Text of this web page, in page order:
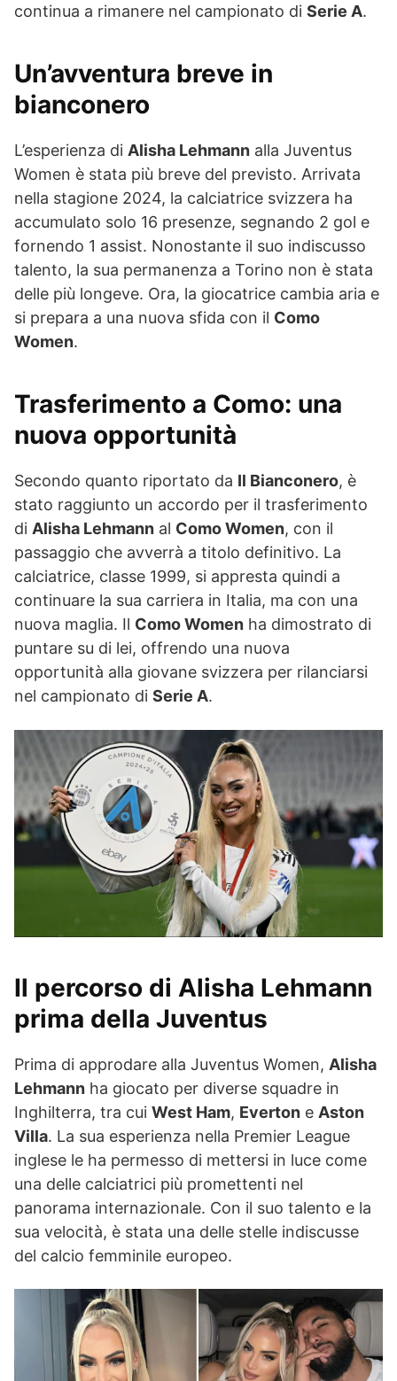
continua a rimanere nel campionato di Serie A.
Un’avventura breve in
bianconero
L’esperienza di Alisha Lehmann alla Juventus
Women è stata più breve del previsto. Arrivata
nella stagione 2024, la calciatrice svizzera ha
accumulato solo 16 presenze, segnando 2 gol e
fornendo 1 assist. Nonostante il suo indiscusso
talento, la sua permanenza a Torino non è stata
delle più longeve. Ora, la giocatrice cambia aria e
si prepara a una nuova sfida con il Como
Women.
Trasferimento a Como: una
nuova opportunità
Secondo quanto riportato da Il Bianconero, è
stato raggiunto un accordo per il trasferimento
di Alisha Lehmann al Como Women, con il
passaggio che avverrà a titolo definitivo. La
calciatrice, classe 1999, si appresta quindi a
continuare la sua carriera in Italia, ma con una
nuova maglia. Il Como Women ha dimostrato di
puntare su di lei, offrendo una nuova
opportunità alla giovane svizzera per rilanciarsi
nel campionato di Serie A.
Il percorso di Alisha Lehmann
prima della Juventus
Prima di approdare alla Juventus Women, Alisha
Lehmann ha giocato per diverse squadre in
Inghilterra, tra cui West Ham, Everton e Aston
Villa. La sua esperienza nella Premier League
inglese le ha permesso di mettersi in luce come
una delle calciatrici più promettenti nel
panorama internazionale. Con il suo talento e la
sua velocità, è stata una delle stelle indiscusse
del calcio femminile europeo.